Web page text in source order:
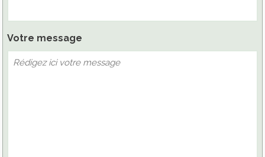
Votre message